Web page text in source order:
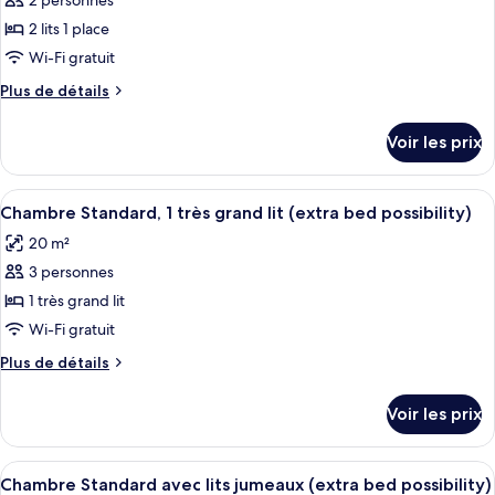
Standard
Twin
les
photos
pour
ce
chambre :
Superior
Twin
Room
2 lits 1 place
Wi-Fi gratuit
Plus de détails
Plus
le
type
de
Superior
Twin
Voir les prix
Afficher
toutes
les
photos
pour
ce
type
de
Chambre
Standard,
1
Une chambre d’hôtel moderne,
5
Chambre Standard, 1 très grand lit (extra bed possibility)
20 m²
3 personnes
1 très grand lit
Wi-Fi gratuit
Plus de détails
Plus
le
type
de
Voir les prix
Afficher
Une chambre d’hôtel moderne,
4
Chambre Standard avec lits jumeaux (extra bed possibility)